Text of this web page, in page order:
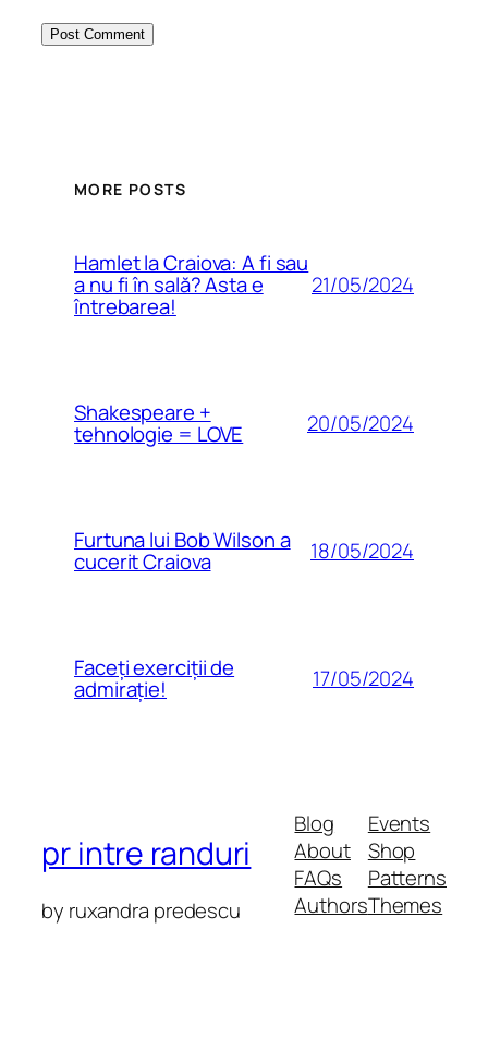
MORE POSTS
Hamlet la Craiova: A fi sau
a nu fi în sală? Asta e
întrebarea!
21/05/2024
Shakespeare +
tehnologie = LOVE 20/05/2024
Furtuna lui Bob Wilson a
cucerit Craiova 18/05/2024
Faceți exerciții de
admirație! 17/05/2024
pr intre randuri
by ruxandra predescu
Blog
About
FAQs
Authors
Events
Shop
Patterns
Themes